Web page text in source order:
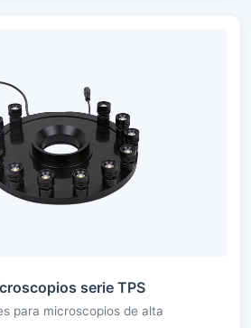
serie TPS
para microscopios de alta